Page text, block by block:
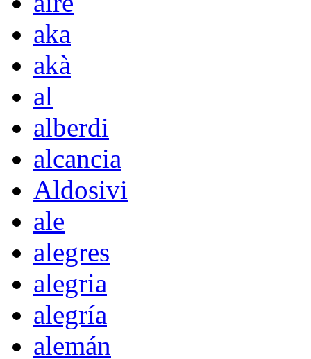
aka
akà
al
alberdi
alcancia
Aldosivi
ale
alegres
alegria
alegría
alemán